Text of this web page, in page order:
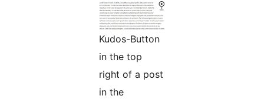
Kudos-Button
in the top
right of a post
in the